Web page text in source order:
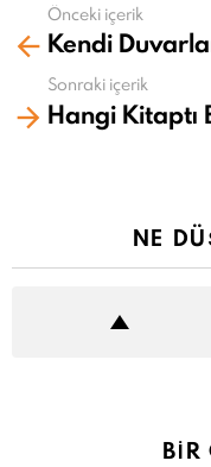
Daha
fazla
Önceki içerik
Kendi
Sonraki içerik
Hangi Kitaptı
NE
BIR